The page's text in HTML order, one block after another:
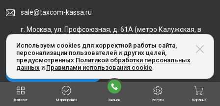
Используем cookies для корректной работы сайта,
персонализации пользователей и других целей,
предусмотренных Политикой обработки персональных
данных и Правилами использования cookie.
sale@taxcom-kassa.ru
г. Москва, ул. Профсоюзная, д. 61А (метро Калужская, в
«Калужский»)
Заказать звонок
Каталог Маркировка Звонок Услуги Корзина